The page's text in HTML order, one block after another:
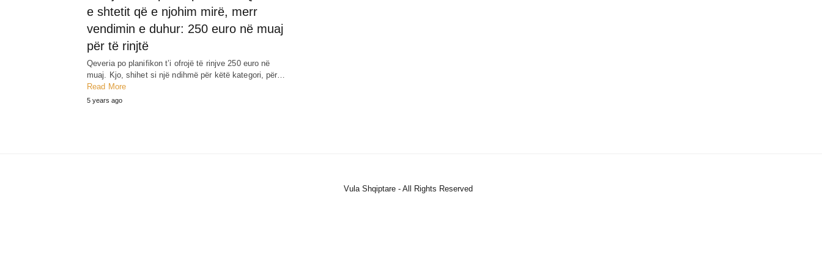
e shtetit që e njohim mirë, merr
vendimin e duhur: 250 euro në muaj
për të rinjtë
Qeveria po planifikon t’i ofrojë të rinjve 250 euro në
muaj. Kjo, shihet si një ndihmë për këtë kategori, për…
Read More
5 years ago
Vula Shqiptare - All Rights Reserved